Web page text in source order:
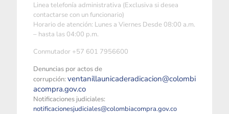
Linea telefonía administrativa (Exclusiva si desea
contactarse con un funcionario)
Horario de atención: Lunes a Viernes Desde 08:00 a.m.
– hasta las 04:00 p.m.
Conmutador +57 601 7956600
Denuncias por actos de
corrupción: ventanillaunicaderadicacion@colombi
acompra.gov.co
Notificaciones judiciales:
notificacionesjudiciales@colombiacompra.gov.co